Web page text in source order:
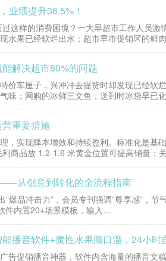
业绩提升36.5%！
这样的消费困境？一大早超市工作人员激
水果已经软烂出水；超市早市促销区的鲜
解决超市80%的问题
价车厘子，兴冲冲去提货时却发现已经软
味；网购的冰鲜三文鱼，送到时冰袋早
重要措施
，实现降本增效和持续盈利。标准化是基
商品放 1.2-1.6 米黄金位置可提高销量；
从创意到转化的全流程指南
品冲击力”，会员专刊强调”尊享感”，节
件内置20+场景模板，输入…
告促销播音神器，软件内含海量的播音文